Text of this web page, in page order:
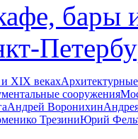
бары
и XIX веках
сооружения
Андрей Воронихин
ТрезиниЮрий